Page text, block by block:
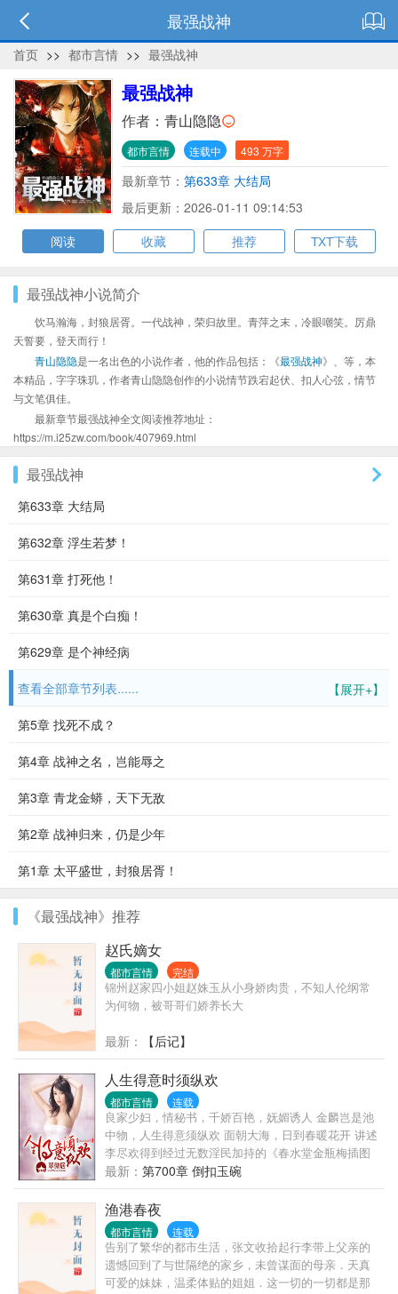
最强战神
首页 >> 都市言情 >> 最强战神
最强战神
作者： 青山隐隐
都市言情 连载中 493 万字
最新章节： 第633章 大结局
最后更新：2026-01-11 09:14:53
阅读
收藏 推荐 TXT下载
最强战神小说简介
饮马瀚海，封狼居胥。一代战神，荣归故里。青萍之末，冷眼嘲笑。厉鼎
天誓要，登天而行！
青山隐隐是一名出色的小说作者，他的作品包括：《最强战神》、等，本
本精品，字字珠玑，作者青山隐隐创作的小说情节跌宕起伏、扣人心弦，情节
与文笔俱佳。
最新章节最强战神全文阅读推荐地址：
https://m.i25zw.com/book/407969.html
最强战神
第633章 大结局
第632章 浮生若梦！
第631章 打死他！
第630章 真是个白痴！
第629章 是个神经病
【展开+】
查看全部章节列表......
第5章 找死不成？
第4章 战神之名，岂能辱之
第3章 青龙金蟒，天下无敌
第2章 战神归来，仍是少年
第1章 太平盛世，封狼居胥！
《最强战神》推荐
赵氏嫡女
都市言情 完结
锦州赵家四小姐赵姝玉从小身娇肉贵，不知人伦纲常
为何物，被哥哥们娇养长大
最新： 【后记】
人生得意时须纵欢
都市言情 连载
良家少妇，情秘书，千娇百艳，妩媚诱人 金麟岂是池
中物，人生得意须纵欢 面朝大海，日到春暖花开 讲述
李尽欢得到经过无数淫民加持的《春水堂金瓶梅插图
本》的金瓶神气之后，无数姑娘们有福了的故事！
最新： 第700章 倒扣玉碗
渔港春夜
都市言情 连载
告别了繁华的都市生活，张文收拾起行李带上父亲的
遗憾回到了与世隔绝的家乡，未曾谋面的母亲．天真
可爱的妹妹，温柔体贴的姐姐．这一切的一切都是那